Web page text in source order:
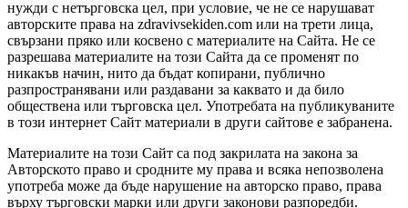
нужди с нетърговска цел, при условие, че не се нарушават
авторските права на zdravivsekiden.com или на трети лица,
свързани пряко или косвено с материалите на Сайта. Не се
разрешава материалите на този Сайта да се променят по
никакъв начин, нито да бъдат копирани, публично
разпространявани или раздавани за каквато и да било
обществена или търговска цел. Употребата на публикуваните
в този интернет Сайт материали в други сайтове е забранена.
Материалите на този Сайт са под закрилата на закона за
Авторското право и сродните му права и всяка непозволена
употреба може да бъде нарушение на авторско право, права
върху търговски марки или други законови разпоредби.